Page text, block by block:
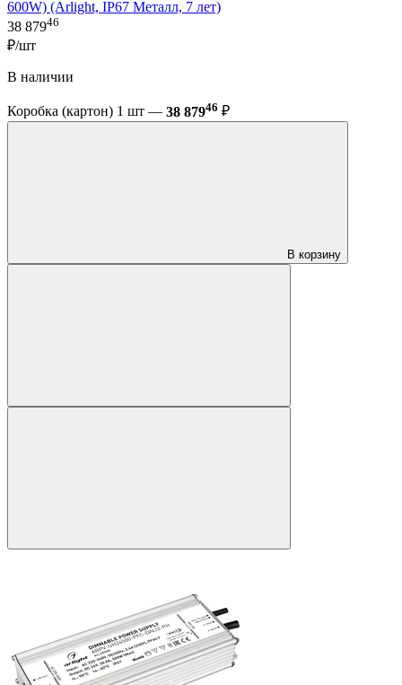
600W) (Arlight, IP67 Металл, 7 лет)
38 87946
₽/шт
В наличии
Коробка (картон) 1 шт — 38 87946 ₽
В корзину